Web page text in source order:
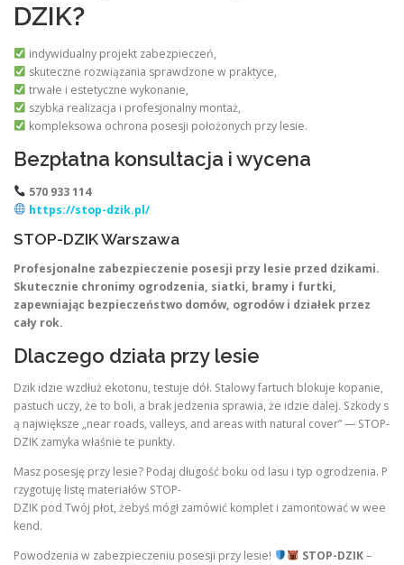
DZIK?
indywidualny projekt zabezpieczeń,
skuteczne rozwiązania sprawdzone w praktyce,
trwałe i estetyczne wykonanie,
szybka realizacja i profesjonalny montaż,
kompleksowa ochrona posesji położonych przy lesie.
Bezpłatna konsultacja i wycena
570 933 114
https://stop-dzik.pl/
STOP-DZIK Warszawa
Profesjonalne zabezpieczenie posesji przy lesie przed dzikami.
Skutecznie chronimy ogrodzenia, siatki, bramy i furtki,
zapewniając bezpieczeństwo domów, ogrodów i działek przez
cały rok.
Dlaczego działa przy lesie
Dzik idzie wzdłuż ekotonu, testuje dół. Stalowy fartuch blokuje kopanie,
pastuch uczy, że to boli, a brak jedzenia sprawia, że idzie dalej. Szkody s
ą największe „near roads, valleys, and areas with natural cover” — STOP-
DZIK zamyka właśnie te punkty.
Masz posesję przy lesie? Podaj długość boku od lasu i typ ogrodzenia. P
rzygotuję listę materiałów STOP-
DZIK pod Twój płot, żebyś mógł zamówić komplet i zamontować w wee
kend.
Powodzenia w zabezpieczeniu posesji przy lesie!
STOP-DZIK–